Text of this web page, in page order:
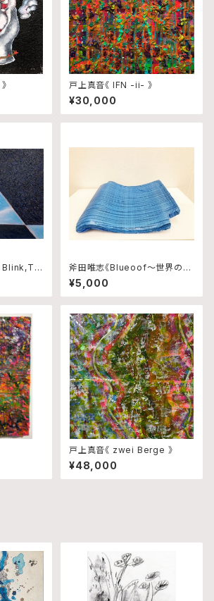
戸上真音《 IFN -ii- 》
¥30,000
Blink,Tra
》
斧田唯志《Blueoof〜世界の真
ん中で輝いた日本政府から千葉
県民へ贈り物〜》
¥5,000
戸上真音《 zwei Berge 》
¥48,000